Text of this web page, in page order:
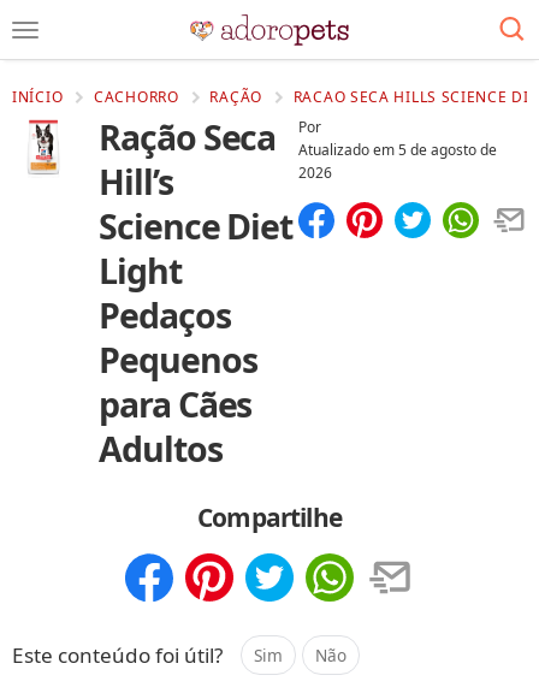
INÍCIO CACHORRO RAÇÃO RACAO SECA HILLS SCIENCE
Ração Seca
Hill’s
Science Diet
Light
Pedaços
Pequenos
para Cães
Adultos
Por
Atualizado em5 de agosto de
2026
Compartilhe
Este conteúdo foi útil? Sim Não